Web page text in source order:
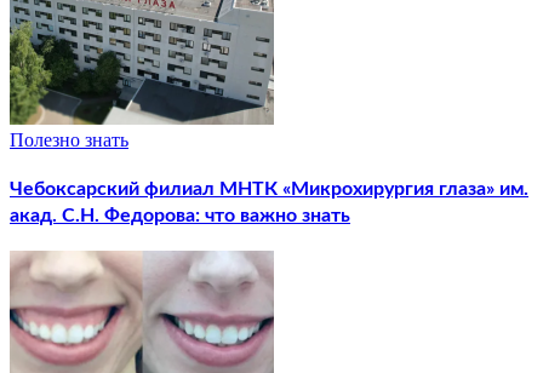
Полезно знать
Чебоксарский филиал МНТК «Микрохирургия глаза» им.
акад. С.Н. Федорова: что важно знать